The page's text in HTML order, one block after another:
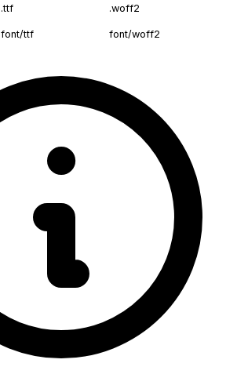
.ttf .woff2
font/ttf font/woff2